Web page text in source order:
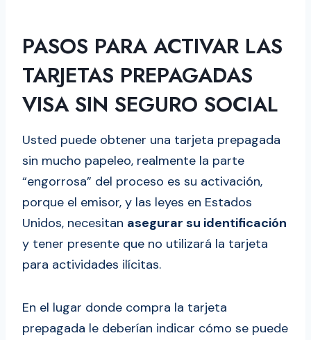
PASOS PARA ACTIVAR LAS
TARJETAS PREPAGADAS
VISA SIN SEGURO SOCIAL
Usted puede obtener una tarjeta prepagada
sin mucho papeleo, realmente la parte
“engorrosa” del proceso es su activación,
porque el emisor, y las leyes en Estados
Unidos, necesitan asegurar su identificación
y tener presente que no utilizará la tarjeta
para actividades ilícitas.
En el lugar donde compra la tarjeta
prepagada le deberían indicar cómo se puede